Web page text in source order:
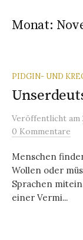
Monat:
PIDGIN- UND
Veröffentlicht am
0 Kommentare
Menschen
Wollen oder
Sprachen
einer Vermi...